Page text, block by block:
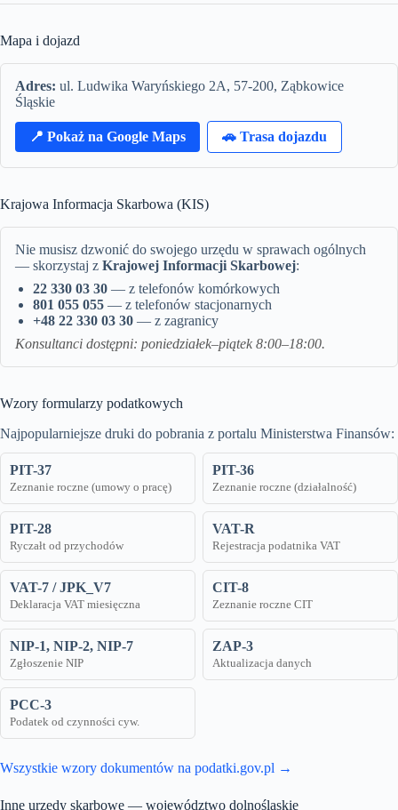
Mapa i dojazd
Adres: ul. Ludwika Waryńskiego 2A, 57-200, Ząbkowice
Śląskie
📍 Pokaż na Google Maps 🚗 Trasa dojazdu
Krajowa Informacja Skarbowa (KIS)
Nie musisz dzwonić do swojego urzędu w sprawach ogólnych
— skorzystaj z Krajowej Informacji Skarbowej:
22 330 03 30 — z telefonów komórkowych
801 055 055 — z telefonów stacjonarnych
+48 22 330 03 30 — z zagranicy
Konsultanci dostępni: poniedziałek–piątek 8:00–18:00.
Wzory formularzy podatkowych
Najpopularniejsze druki do pobrania z portalu Ministerstwa Finansów:
PIT-37
Zeznanie roczne (umowy o pracę)
PIT-36
Zeznanie roczne (działalność)
PIT-28
Ryczałt od przychodów
VAT-R
Rejestracja podatnika VAT
VAT-7 / JPK_V7
Deklaracja VAT miesięczna
CIT-8
Zeznanie roczne CIT
NIP-1, NIP-2, NIP-7
Zgłoszenie NIP
ZAP-3
Aktualizacja danych
PCC-3
Podatek od czynności cyw.
Wszystkie wzory dokumentów na podatki.gov.pl →
Inne urzędy skarbowe — województwo dolnośląskie